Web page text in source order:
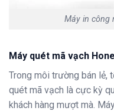
Máy in công
Máy quét mã vạch
Trong môi trường bán lẻ,
quét mã vạch là cực kỳ
khách hàng mượt mà.